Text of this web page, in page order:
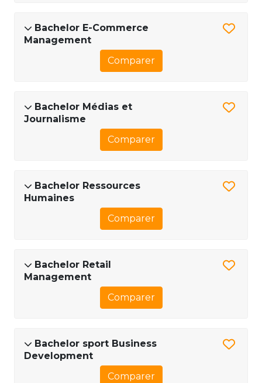
Bachelor E-Commerce
Management
Comparer
Bachelor Médias et
Journalisme
Comparer
Bachelor Ressources
Humaines
Comparer
Bachelor Retail
Management
Comparer
Bachelor sport Business
Development
Comparer